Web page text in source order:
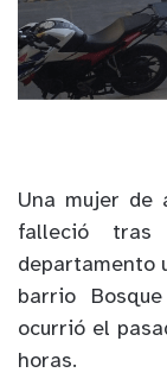
Una mujer de
falleció
departamento
barrio
ocurrió el
horas.